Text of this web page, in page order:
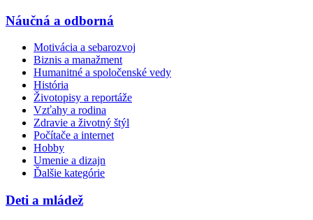
Náučná a odborná
Motivácia a sebarozvoj
Biznis a manažment
Humanitné a spoločenské vedy
História
Životopisy a reportáže
Vzťahy a rodina
Zdravie a životný štýl
Počítače a internet
Hobby
Umenie a dizajn
Ďalšie kategórie
Deti a mládež